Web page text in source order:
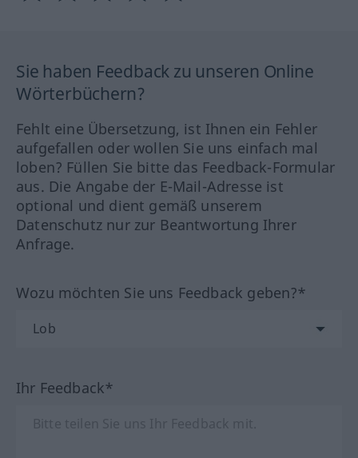
Sie haben Feedback zu unseren Online
Wörterbüchern?
Fehlt eine Übersetzung, ist Ihnen ein Fehler
aufgefallen oder wollen Sie uns einfach mal
loben? Füllen Sie bitte das Feedback-Formular
aus. Die Angabe der E-Mail-Adresse ist
optional und dient gemäß unserem
Datenschutz nur zur Beantwortung Ihrer
Anfrage.
Wozu möchten Sie uns Feedback geben?*
Ihr Feedback*